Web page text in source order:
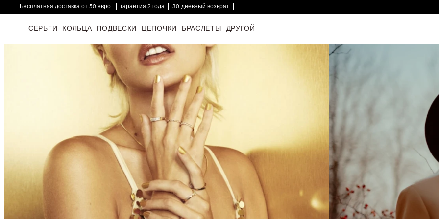
Бесплатная доставка от 50 евро. гарантия 2 года
30-дневный возврат
СЕРЬГИ КОЛЬЦА ПОДВЕСКИ ЦЕПОЧКИ БРАСЛЕТЫ ДРУГОЙ